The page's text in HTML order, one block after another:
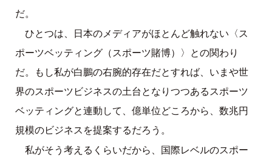
だ。
ひとつは、日本のメディアがほとんど触れない〈ス
ポーツベッティング（スポーツ賭博）〉との関わり
だ。もし私が白鵬の右腕的存在だとすれば、いまや世
界のスポーツビジネスの土台となりつつあるスポーツ
ベッティングと連動して、億単位どころから、数兆円
規模のビジネスを提案するだろう。
私がそう考えるくらいだから、国際レベルのスポー